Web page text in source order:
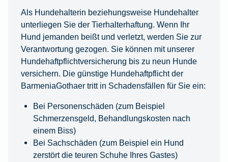
Als Hundehalterin beziehungsweise Hundehalter
unterliegen Sie der Tierhalterhaftung. Wenn Ihr
Hund jemanden beißt und verletzt, werden Sie zur
Verantwortung gezogen. Sie können mit unserer
Hundehaftpflichtversicherung bis zu neun Hunde
versichern. Die günstige Hundehaftpflicht der
BarmeniaGothaer tritt in Schadensfällen für Sie ein:
Bei Personenschäden (zum Beispiel
Schmerzensgeld, Behandlungskosten nach
einem Biss)
Bei Sachschäden (zum Beispiel ein Hund
zerstört die teuren Schuhe Ihres Gastes)